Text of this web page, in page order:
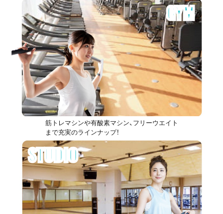
GYM
筋トレマシンや有酸素マシン、フリーウエイト
まで充実のラインナップ！
STUDIO